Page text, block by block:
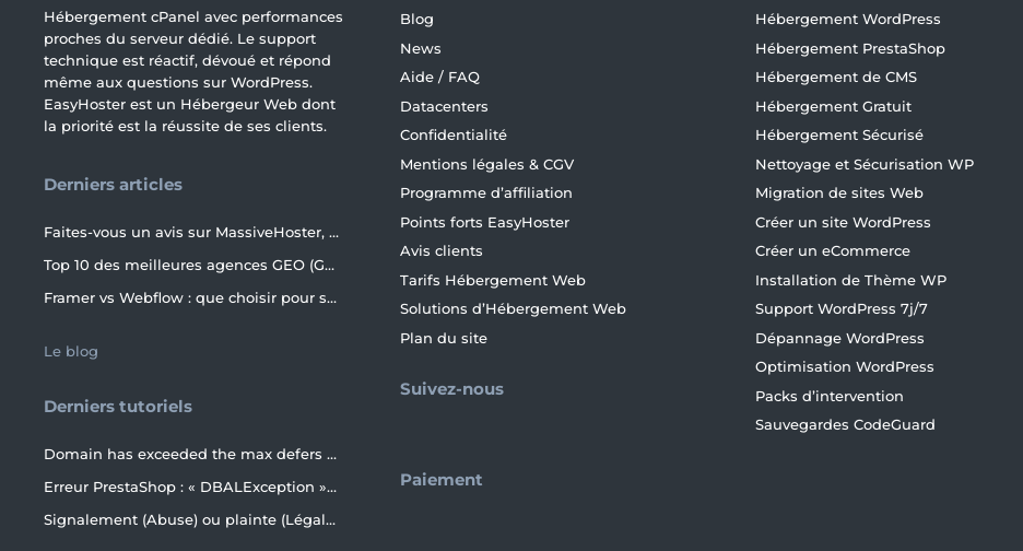
Hébergement cPanel avec performances
proches du serveur dédié. Le support
technique est réactif, dévoué et répond
même aux questions sur WordPress.
EasyHoster est un Hébergeur Web dont
la priorité est la réussite de ses clients.
Derniers articles
Faites-vous un avis sur MassiveHoster, le petit frère d’EasyHoster incontournable pour les petits budgets !
Top 10 des meilleures agences GEO (Generative Engine Optimization) de France en 2026
Framer vs Webflow : que choisir pour son site internet ?
Le blog
Derniers tutoriels
Domain has exceeded the max defers and failures per hour (5/5 (100%)) allowed. Message discarded.
Erreur PrestaShop : « DBALException » et « TLS/SSL invalid directory » avec MariaDB 11.4+ en 2026+
Signalement (Abuse) ou plainte (Légale) : rôles et obligations des parties, conseils et procédures ?
Blog
News
Aide / FAQ
Datacenters
Confidentialité
Mentions légales & CGV
Programme d’affiliation
Points forts EasyHoster
Avis clients
Tarifs Hébergement Web
Solutions d’Hébergement Web
Plan du site
Suivez-nous
Paiement
Hébergement WordPress
Hébergement PrestaShop
Hébergement de CMS
Hébergement Gratuit
Hébergement Sécurisé
Nettoyage et Sécurisation WP
Migration de sites Web
Créer un site WordPress
Créer un eCommerce
Installation de Thème WP
Support WordPress 7j/7
Dépannage WordPress
Optimisation WordPress
Packs d’intervention
Sauvegardes CodeGuard